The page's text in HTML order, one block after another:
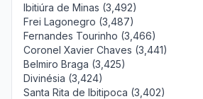
Ibitiúra de Minas (3,492)
Frei Lagonegro (3,487)
Fernandes Tourinho (3,466)
Coronel Xavier Chaves (3,441)
Belmiro Braga (3,425)
Divinésia (3,424)
Santa Rita de Ibitipoca (3,402)